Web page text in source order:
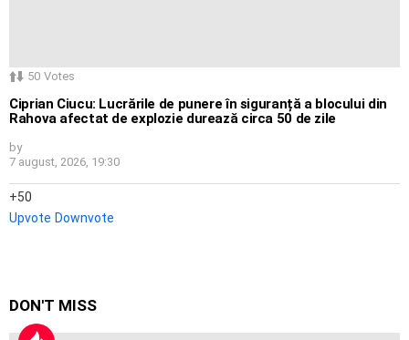
50 Votes
Ciprian Ciucu: Lucrările de punere în siguranță a blocului din
Rahova afectat de explozie durează circa 50 de zile
by
7 august, 2026, 19:30
50
Upvote Downvote
DON'T MISS